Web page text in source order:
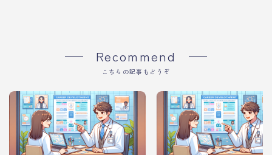
Recommend
こちらの記事もどうぞ